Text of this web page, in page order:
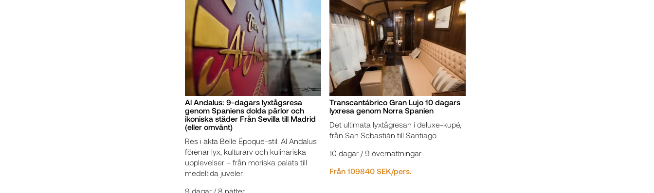
Al Andalus: 9-dagars lyxtågsresa
genom Spaniens dolda pärlor och
ikoniska städer Från Sevilla till Madrid
(eller omvänt)
Res i äkta Belle Époque-stil: Al Andalus
förenar lyx, kulturarv och kulinariska
upplevelser – från moriska palats till
medeltida juveler.
9 dagar / 8 nätter
Transcantábrico Gran Lujo 10 dagars
lyxresa genom Norra Spanien
Det ultimata lyxtågresan i deluxe-kupé,
från San Sebastián till Santiago.
10 dagar / 9 övernattningar
Från 109840 SEK/pers.